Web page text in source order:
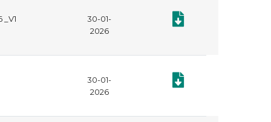
30-01-
2026
Documento: Plan
30-01-
2026
Documento: Mapa de